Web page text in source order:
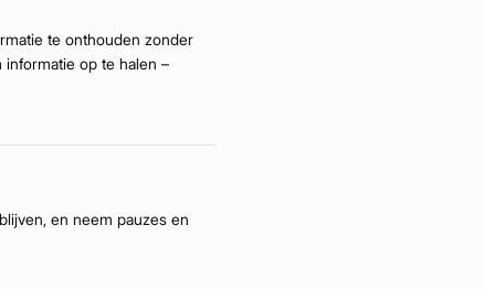
te onthouden zonder
informatie op te halen –
en neem pauzes en